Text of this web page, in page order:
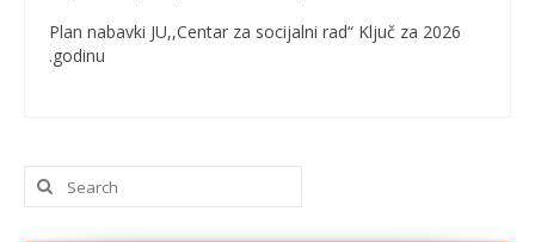
Plan nabavki JU,,Centar za socijalni rad“ Ključ za 2026
.godinu
Search
for: